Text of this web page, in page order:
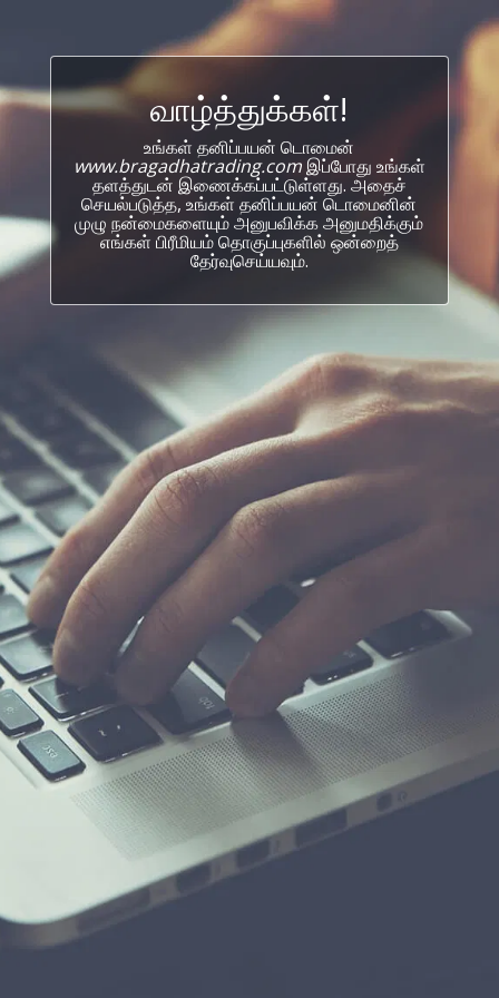
வாழ்த்துக்கள்!
உங்கள் தனிப்பயன் டொமைன்
www.bragadhatrading.comஇப்போது உங்கள்
தளத்துடன் இணைக்கப்பட்டுள்ளது. அதைச்
செயல்படுத்த, உங்கள் தனிப்பயன் டொமைனின்
முழு நன்மைகளையும் அனுபவிக்க அனுமதிக்கும்
எங்கள் பிரீமியம் தொகுப்புகளில் ஒன்றைத்
தேர்வுசெய்யவும்.